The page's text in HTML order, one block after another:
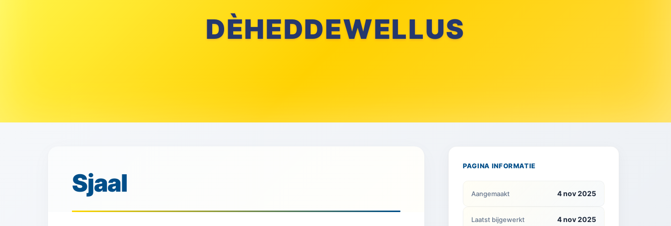
DÈHEDDEWELLUS
Sjaal
PAGINA INFORMATIE
Aangemaakt 4 nov 2025
Laatst bijgewerkt 4 nov 2025